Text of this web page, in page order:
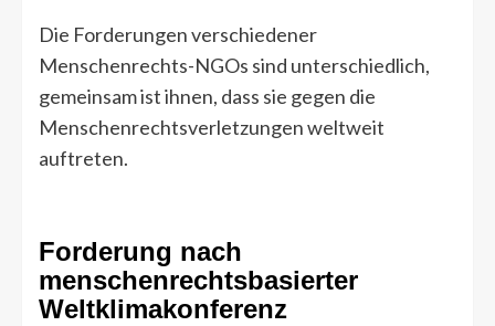
Die Forderungen verschiedener
Menschenrechts-NGOs sind unterschiedlich,
gemeinsam ist ihnen, dass sie gegen die
Menschenrechtsverletzungen weltweit
auftreten.
Forderung nach
menschenrechtsbasierter
Weltklimakonferenz